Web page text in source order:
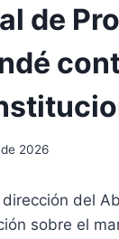
de
2026
del
sobre el